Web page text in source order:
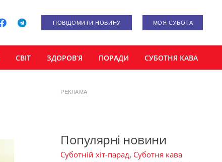
ПОВІДОМИТИ НОВИНУ МОЯ СУБОТА
СВІТ ЗДОРОВ’Я ПОРАДИ СУБОТНЯ КАВА
РЕКЛАМА
Популярні новини
Суботній хіт-парад, Суботня кава